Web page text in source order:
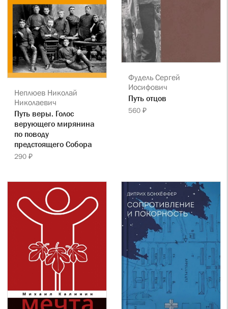
Неплюев Николай
Николаевич
Путь веры. Голос
верующего мирянина
по поводу
предстоящего Собора
290 ₽
Фудель Сергей
Иосифович
Путь отцов
560 ₽